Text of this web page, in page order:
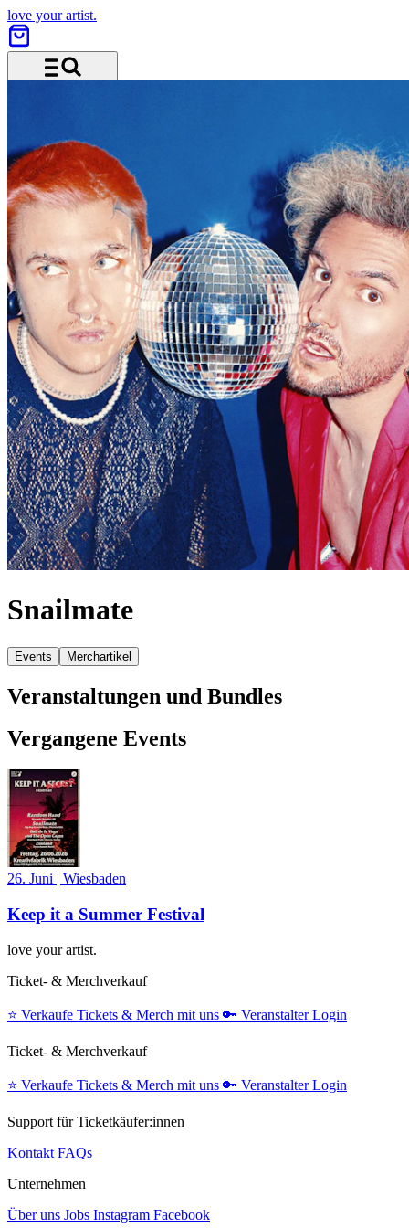
love your artist.
Snailmate
Events Merchartikel
Veranstaltungen und Bundles
Vergangene Events
26. Juni | Wiesbaden
Keep it a Summer Festival
love your artist.
Ticket- & Merchverkauf
⭐️ Verkaufe Tickets & Merch mit uns 🔑 Veranstalter Login
Ticket- & Merchverkauf
⭐️ Verkaufe Tickets & Merch mit uns 🔑 Veranstalter Login
Support für Ticketkäufer:innen
Kontakt FAQs
Unternehmen
Über uns Jobs Instagram Facebook